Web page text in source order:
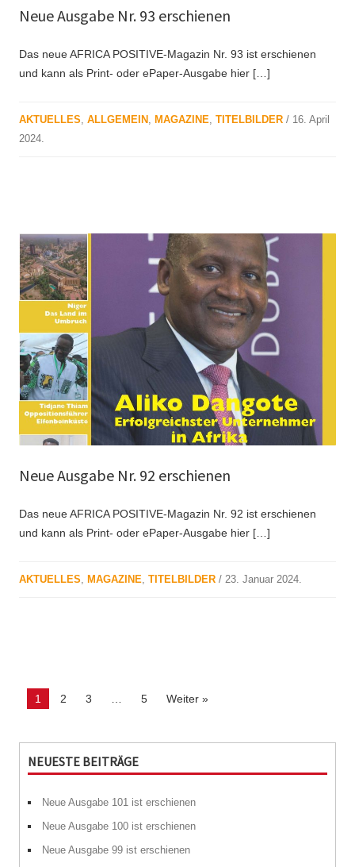
Neue Ausgabe Nr. 93 erschienen
Das neue AFRICA POSITIVE-Magazin Nr. 93 ist erschienen
und kann als Print- oder ePaper-Ausgabe hier […]
AKTUELLES, ALLGEMEIN , MAGAZINE, TITELBILDER / 16. April
2024.
Neue Ausgabe Nr. 92 erschienen
Das neue AFRICA POSITIVE-Magazin Nr. 92 ist erschienen
und kann als Print- oder ePaper-Ausgabe hier […]
AKTUELLES, MAGAZINE, TITELBILDER / 23. Januar 2024.
Page
1 Page
2 Page
3 Page
5 Weiter »
NEUESTE BEITRÄGE
Neue Ausgabe 101 ist erschienen
Neue Ausgabe 100 ist erschienen
Neue Ausgabe 99 ist erschienen